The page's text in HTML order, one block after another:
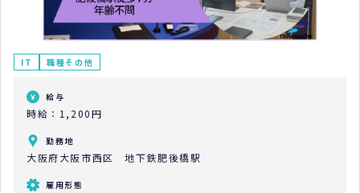
IT 職種その他
給与
時給：1,200円
勤務地
大阪府大阪市西区 地下鉄肥後橋駅
雇用形態